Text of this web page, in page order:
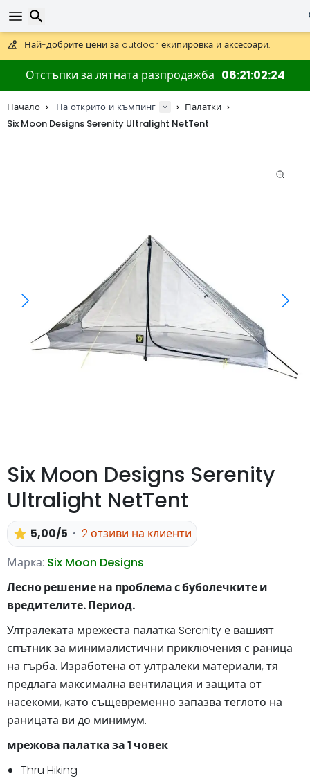
Получете безплатна доставка при поръчки над 59 €.
Предлага се и DHL Express за една нощ.
30 дни за връщане, 90 дни за дървени карти и декорации.
Най-добрите цени за outdoor екипировка и аксесоари.
Отстъпки за лятната разпродажба 06 21 02 23
Начало На открито и къмпинг
Палатки
Six Moon Designs Serenity Ultralight NetTent
Six Moon Designs Serenity
Ultralight NetTent
5,00/5
2 отзиви на клиенти
Марка: Six Moon Designs
Лесно решение на проблема с буболечките и
вредителите. Период.
Ултралеката мрежеста палатка Serenity е вашият
спътник за минималистични приключения с раница
на гърба. Изработена от ултралеки материали, тя
предлага максимална вентилация и защита от
насекоми, като същевременно запазва теглото на
раницата ви до минимум.
мрежова палатка за 1 човек
Thru Hiking
Търсене